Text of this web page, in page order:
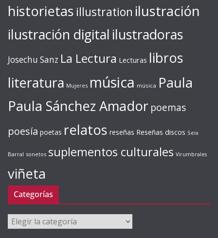
historietas illustration ilustración
ilustración digital ilustradoras
Josechu Sanz La Lectura Lecturas libros
literatura Mujeres música música Paula
Paula Sánchez Amador poemas
poesía poetas relatos reseñas Reseñas discos Seix
Barral sonetos suplementos culturales Virumbrales
viñeta
Categorías
Categorías